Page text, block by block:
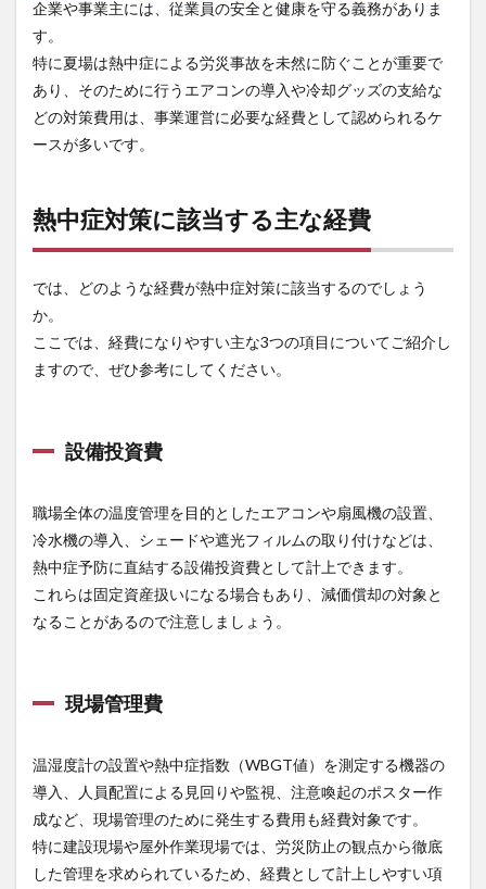
2.2
管理
費
2.3
福利
厚生
3
個人
事業
経費
めら
れな
4
め
4.1
熱中
策グ
ッズ
【作
業着
店 ま
もる
君】
企業や事業主には、従業員の安全と健康を守る義務がありま
す。
特に夏場は熱中症による労災事故を未然に防ぐことが重要で
あり、そのために行うエアコンの導入や冷却グッズの支給な
どの対策費用は、事業運営に必要な経費として認められるケ
ースが多いです。
熱中症対策に該当する主な経費
では、どのような経費が熱中症対策に該当するのでしょう
か。
ここでは、経費になりやすい主な3つの項目についてご紹介し
ますので、ぜひ参考にしてください。
設備投資費
職場全体の温度管理を目的としたエアコンや扇風機の設置、
冷水機の導入、シェードや遮光フィルムの取り付けなどは、
熱中症予防に直結する設備投資費として計上できます。
これらは固定資産扱いになる場合もあり、減価償却の対象と
なることがあるので注意しましょう。
現場管理費
温湿度計の設置や熱中症指数（WBGT値）を測定する機器の
導入、人員配置による見回りや監視、注意喚起のポスター作
成など、現場管理のために発生する費用も経費対象です。
特に建設現場や屋外作業現場では、労災防止の観点から徹底
した管理を求められているため、経費として計上しやすい項